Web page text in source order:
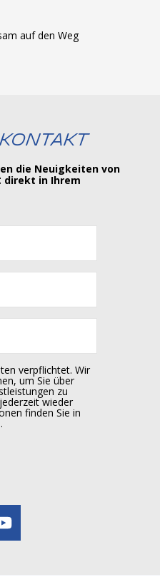
auf den Weg
die Neuigkeiten von
direkt in Ihrem
verpflichtet. Wir
um Sie über
zu
wieder
finden Sie in
.